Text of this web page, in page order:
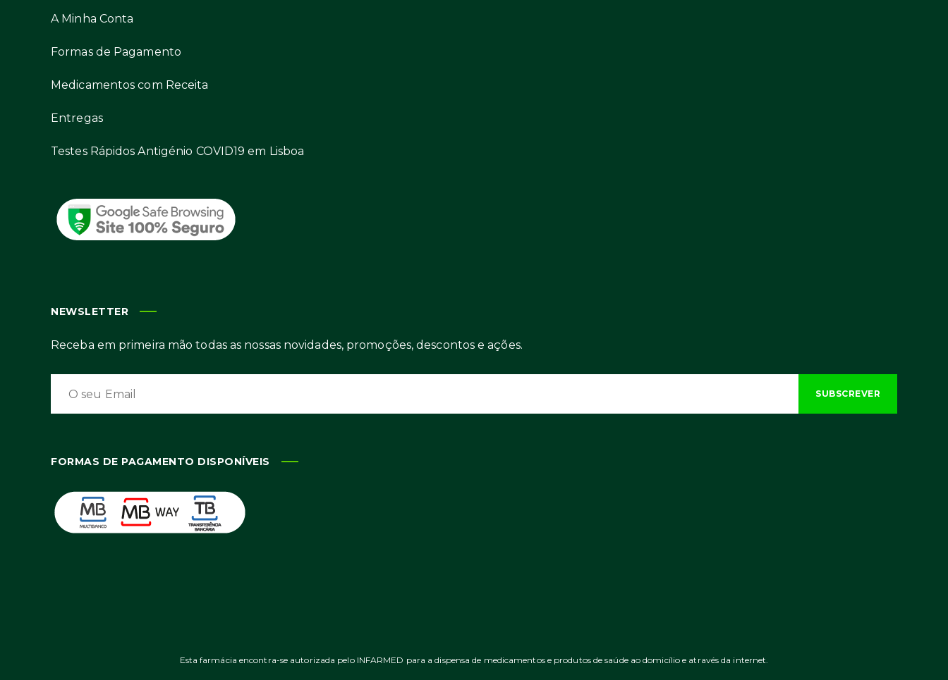
A Minha Conta
Formas de Pagamento
Medicamentos com Receita
Entregas
Testes Rápidos Antigénio COVID19 em Lisboa
NEWSLETTER
Receba em primeira mão todas as nossas novidades, promoções, descontos e ações.
FORMAS DE PAGAMENTO DISPONÍVEIS
Esta farmácia encontra-se autorizada pelo INFARMED para a dispensa de medicamentos e produtos de saúde ao domicílio e através da internet.